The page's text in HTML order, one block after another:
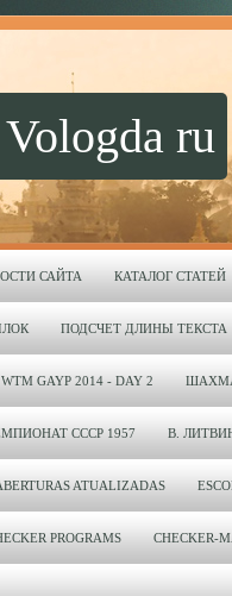
ru
САЙТА КАТАЛОГ СТАТЕЙ
ПОДСЧЕТ ДЛИНЫ ТЕКСТА
WTM GAYP 2014 - DAY 2
СССР 1957 В.
ATUALIZADAS
PROGRAMS CHECKER-